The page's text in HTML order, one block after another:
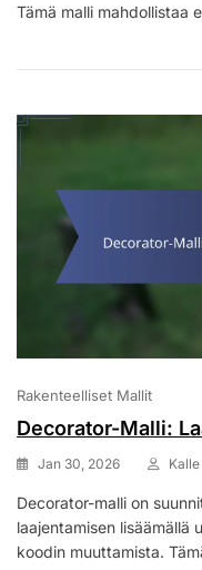
Tämä malli mahdollistaa
Rakenteelliset Mallit
Decorator-Malli:
Jan 30, 2026
Decorator-malli on
laajentamisen lisäämällä
koodin muuttamista.